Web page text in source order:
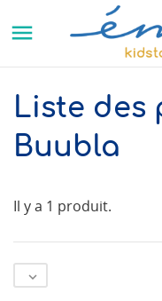

Liste des
Buubla
Il y a 1 produit.
